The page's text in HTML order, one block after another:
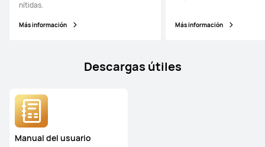
nítidas.
Más información Más información
Descargas útiles
Manual del usuario